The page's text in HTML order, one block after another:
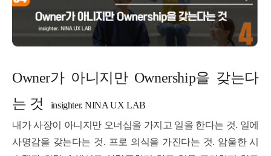
Owner가 아니지만 Ownership을 갖는다
는 것
insighter. NINA UX LAB
내가 사장이 아니지만 오너십을 가지고 일을 한다는 것. 일에
사명감을 갖는다는 것. 프로 의식을 가진다는 것. 암울한 시